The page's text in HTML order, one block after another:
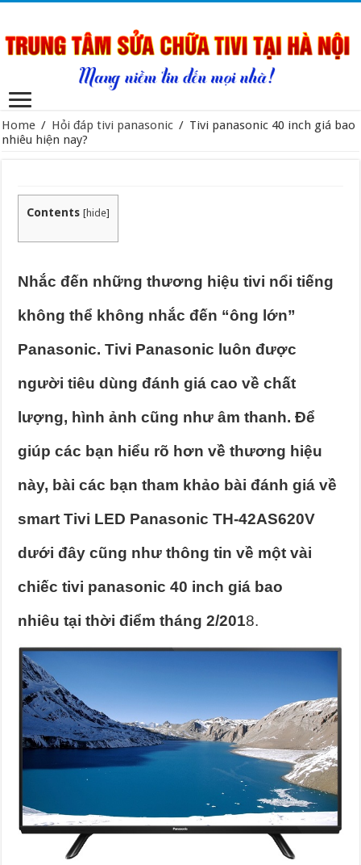
Home / Hỏi đáp tivi panasonic / Tivi panasonic 40 inch giá bao
nhiêu hiện nay?
Contents [hide]
Nhắc đến những thương hiệu tivi nổi tiếng
không thể không nhắc đến “ông lớn”
Panasonic. Tivi Panasonic luôn được
người tiêu dùng đánh giá cao về chất
lượng, hình ảnh cũng như âm thanh. Để
giúp các bạn hiểu rõ hơn về thương hiệu
này, bài các bạn tham khảo bài đánh giá về
smart Tivi LED Panasonic TH-42AS620V
dưới đây cũng như thông tin về một vài
chiếc tivi panasonic 40 inch giá bao
nhiêu tại thời điểm tháng 2/2018.